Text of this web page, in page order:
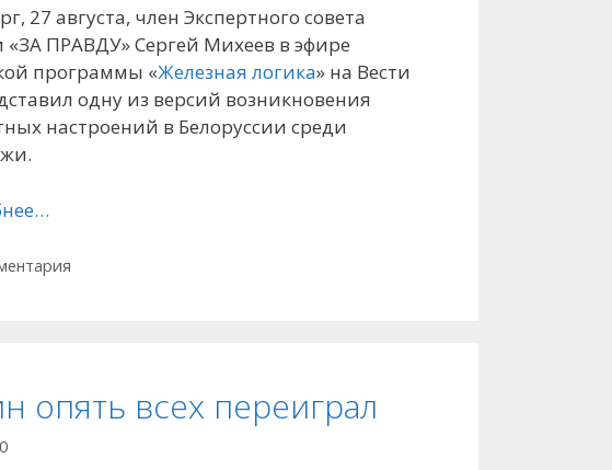
27 августа, член Экспертного совета
ПРАВДУ» Сергей Михеев в эфире
программы «Железная логика» на Вести
одну из версий возникновения
настроений в Белоруссии среди
опять всех переиграл